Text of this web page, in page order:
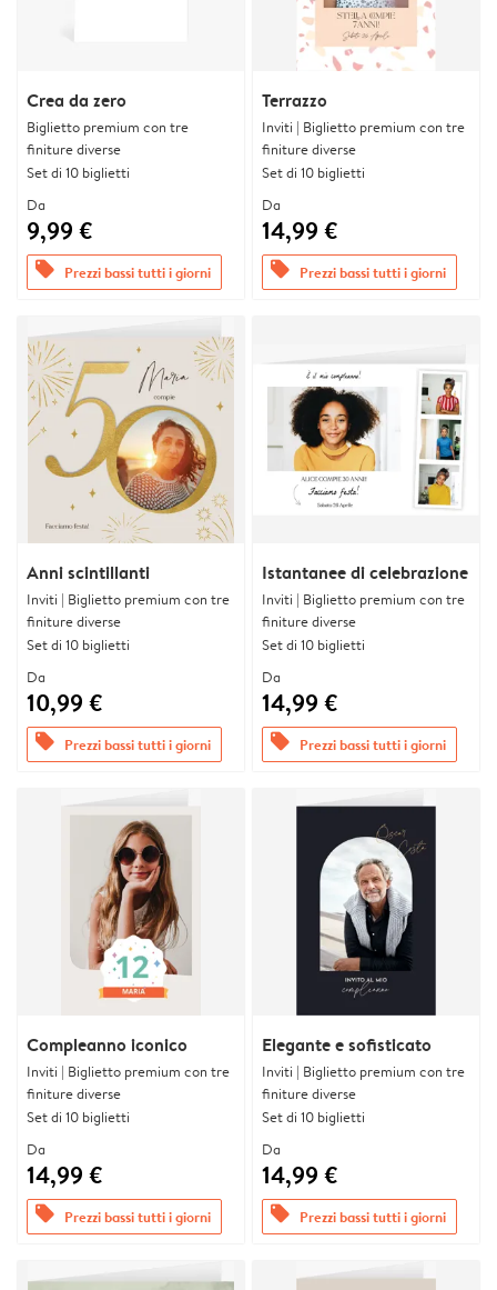
Crea da zero
Biglietto premium con tre
finiture diverse
Set di 10 biglietti
Da
9,99 €
offers Prezzi bassi tutti i giorni
Terrazzo
Inviti | Biglietto premium con tre
finiture diverse
Set di 10 biglietti
Da
14,99 €
offers Prezzi bassi tutti i giorni
Anni scintillanti
Inviti | Biglietto premium con tre
finiture diverse
Set di 10 biglietti
Da
10,99 €
offers Prezzi bassi tutti i giorni
Istantanee di celebrazione
Inviti | Biglietto premium con tre
finiture diverse
Set di 10 biglietti
Da
14,99 €
offers Prezzi bassi tutti i giorni
Compleanno iconico
Inviti | Biglietto premium con tre
finiture diverse
Set di 10 biglietti
Da
14,99 €
offers Prezzi bassi tutti i giorni
Elegante e sofisticato
Inviti | Biglietto premium con tre
finiture diverse
Set di 10 biglietti
Da
14,99 €
offers Prezzi bassi tutti i giorni